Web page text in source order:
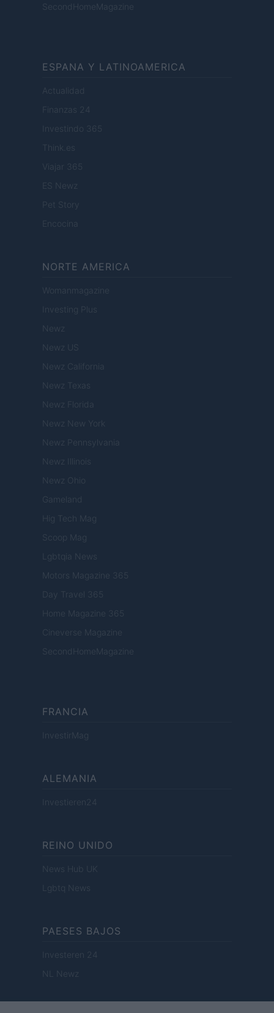
SecondHomeMagazine
ESPANA Y LATINOAMERICA
Actualidad
Finanzas 24
Investindo 365
Think.es
Viajar 365
ES Newz
Pet Story
Encocina
NORTE AMERICA
Womanmagazine
Investing Plus
Newz
Newz US
Newz California
Newz Texas
Newz Florida
Newz New York
Newz Pennsylvania
Newz Illinois
Newz Ohio
Gameland
Hig Tech Mag
Scoop Mag
Lgbtqia News
Motors Magazine 365
Day Travel 365
Home Magazine 365
Cineverse Magazine
SecondHomeMagazine
FRANCIA
InvestirMag
ALEMANIA
Investieren24
REINO UNIDO
News Hub UK
Lgbtq News
PAESES BAJOS
Investeren 24
NL Newz